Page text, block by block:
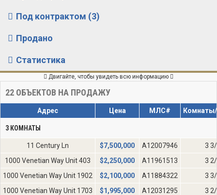
Под контрактом (3)
Продано
Статистика
Двигайте, чтобы увидеть всю информацию
22 ОБЪЕКТОВ НА ПРОДАЖУ
Адрес Цена МЛС#
3 КОМНАТЫ
11 Century Ln $7,500,000 A12007946
3
1000 Venetian Way Unit 403
$2,250,000 A11961513
3
1000 Venetian Way Unit 1902
$2,100,000 A11884322
3
1000 Venetian Way Unit 1703
$1,995,000 A12031295 3